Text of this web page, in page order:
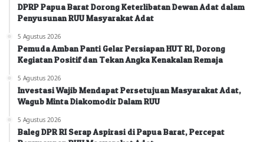
DPRP Papua Barat Dorong Keterlibatan Dewan Adat dalam
Penyusunan RUU Masyarakat Adat
5 Agustus 2026
Pemuda Amban Panti Gelar Persiapan HUT RI, Dorong
Kegiatan Positif dan Tekan Angka Kenakalan Remaja
5 Agustus 2026
Investasi Wajib Mendapat Persetujuan Masyarakat Adat,
Wagub Minta Diakomodir Dalam RUU
5 Agustus 2026
Baleg DPR RI Serap Aspirasi di Papua Barat, Percepat